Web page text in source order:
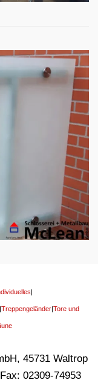
|
Treppengeländer|Tore und
45731 Waltrop
02309-74953